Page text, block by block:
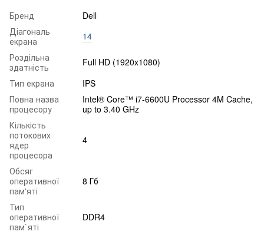
Бренд
Dell
Діагональ
екрана
14
Роздільна
здатність
Full HD (1920x1080)
Тип екрана
IPS
Повна назва
процесору
Intel® Core™ i7-6600U Processor 4M Cache,
up to 3.40 GHz
Кількість
потокових
ядер
процесора
4
Обсяг
оперативної
пам'яті
8 Гб
Тип
оперативної
пам`яті
DDR4